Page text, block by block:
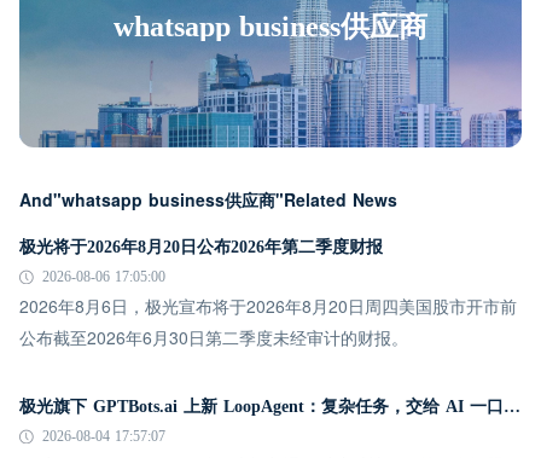
whatsapp business供应商
And"whatsapp business供应商"Related News
极光将于2026年8月20日公布2026年第二季度财报
2026-08-06 17:05:00
2026年8月6日，极光宣布将于2026年8月20日周四美国股市开市前
公布截至2026年6月30日第二季度未经审计的财报。
极光旗下 GPTBots.ai 上新 LoopAgent：复杂任务，交给 AI 一口气跑完
2026-08-04 17:57:07